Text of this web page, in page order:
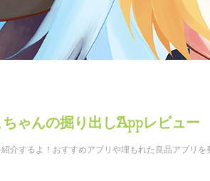
ゃんの掘り出しAppレビュー
介するよ！おすすめアプリや埋もれた良品アプリを